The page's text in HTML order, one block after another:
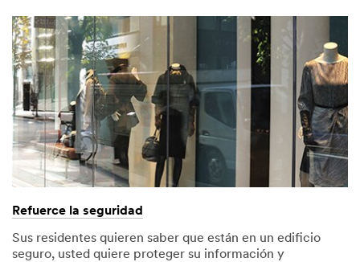
Refuerce la seguridad
Sus residentes quieren saber que están en un edificio
seguro, usted quiere proteger su información y